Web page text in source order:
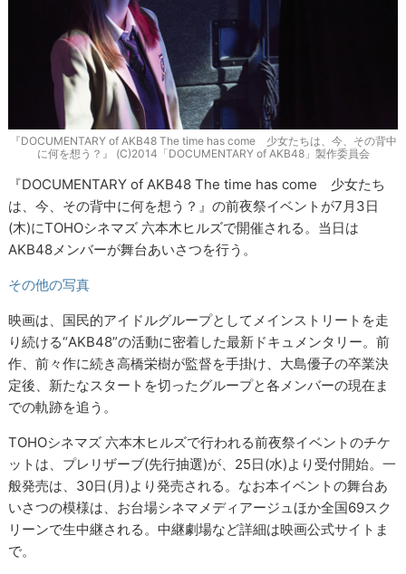
『DOCUMENTARY of AKB48 The time has come 少女たちは、今、その背中
に何を想う？』 (C)2014「DOCUMENTARY of AKB48」製作委員会
『DOCUMENTARY of AKB48 The time has come 少女たち
は、今、その背中に何を想う？』の前夜祭イベントが7月3日
(木)にTOHOシネマズ 六本木ヒルズで開催される。当日は
AKB48メンバーが舞台あいさつを行う。
その他の写真
映画は、国民的アイドルグループとしてメインストリートを走
り続ける“AKB48”の活動に密着した最新ドキュメンタリー。前
作、前々作に続き高橋栄樹が監督を手掛け、大島優子の卒業決
定後、新たなスタートを切ったグループと各メンバーの現在ま
での軌跡を追う。
TOHOシネマズ 六本木ヒルズで行われる前夜祭イベントのチケ
ットは、プレリザーブ(先行抽選)が、25日(水)より受付開始。一
般発売は、30日(月)より発売される。なお本イベントの舞台あ
いさつの模様は、お台場シネマメディアージュほか全国69スク
リーンで生中継される。中継劇場など詳細は映画公式サイトま
で。